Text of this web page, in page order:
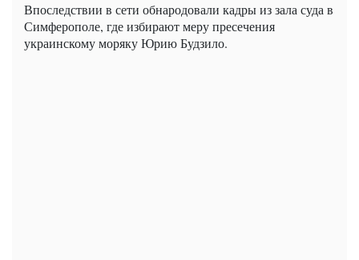
Впоследствии в сети обнародовали кадры из зала суда в
Симферополе, где избирают меру пресечения
украинскому моряку Юрию Будзило.